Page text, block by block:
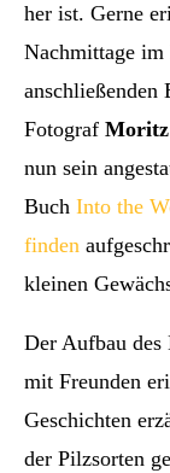
her ist. Gerne
Nachmittage im
anschließenden
Fotograf
nun sein
Buch Into the
finden
kleinen
Der Aufbau des
mit Freunden
Geschichten
der Pilzsorten